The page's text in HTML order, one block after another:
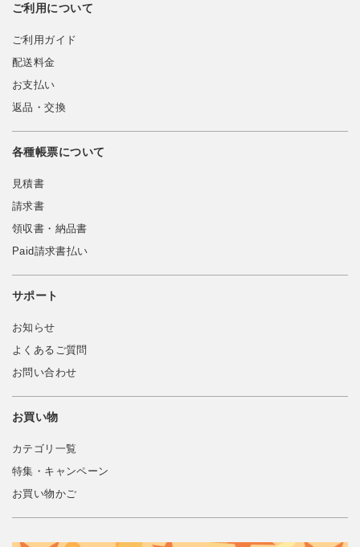
ご利用について
ご利用ガイド
配送料金
お支払い
返品・交換
各種帳票について
見積書
請求書
領収書・納品書
Paid請求書払い
サポート
お知らせ
よくあるご質問
お問い合わせ
お買い物
カテゴリ一覧
特集・キャンペーン
お買い物かご